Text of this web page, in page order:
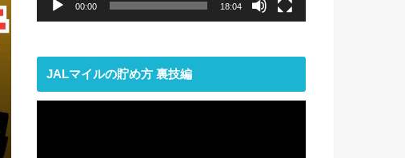
00:00 18:04
JALマイルの貯め方 裏技編